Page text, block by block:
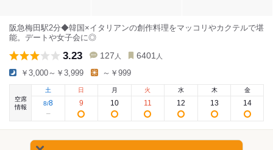
阪急梅田駅2分◆韓国×イタリアンの創作料理をマッコリやカクテルで堪
能。デートや女子会に◎
3.23 127 人 6401 人
￥3,000～￥3,999 ～￥999
空席
情報
土
8/8
日
9
月
10
火
11
水
12
木
13
金
14